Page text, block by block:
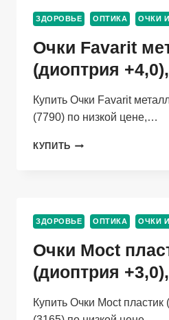
(3)
-3.50/14.20/8.6,
3
ШТ
ЗДОРОВЬЕ ОПТИКА ОЧКИ
Очки Favarit
(диоптрия
Купить Очки Favarit
(7790) по низкой цене,…
КУПИТЬ ОЧКИ
(7790)
ЗДОРОВЬЕ ОПТИКА ОЧКИ
Очки Moct
(диоптрия
Купить Очки Moct пластик